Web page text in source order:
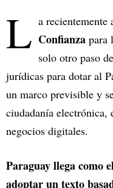
L a recientemente
Confianza para
solo otro paso
jurídicas para dotar al
un marco previsible y
ciudadanía
negocios digitales.
Paraguay llega como
adoptar un texto